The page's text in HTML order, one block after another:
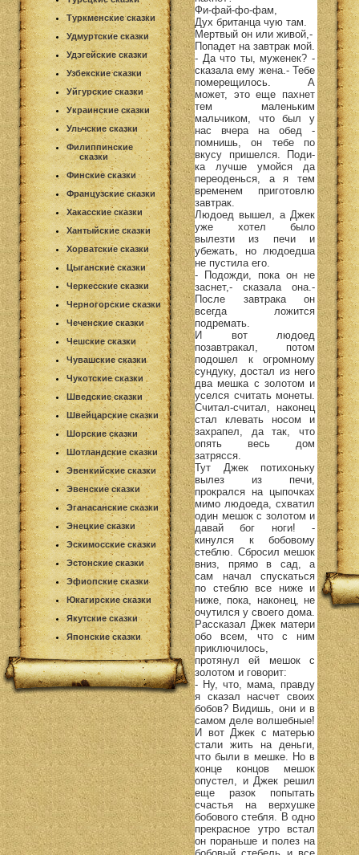
Туркменские сказки
Удмуртские сказки
Удэгейские сказки
Узбекские сказки
Уйгурские сказки
Украинские сказки
Ульчские сказки
Филиппинские
сказки
Финские сказки
Французские сказки
Хакасские сказки
Хантыйские сказки
Хорватские сказки
Цыганские сказки
Черкесские сказки
Черногорские сказки
Чеченские сказки
Чешские сказки
Чувашские сказки
Чукотские сказки
Шведские сказки
Швейцарские сказки
Шорские сказки
Шотландские сказки
Эвенкийские сказки
Эвенские сказки
Эганасанские сказки
Энецкие сказки
Эскимосские сказки
Эстонские сказки
Эфиопские сказки
Юкагирские сказки
Якутские сказки
Японские сказки
Фи-фай-фо-фам,
Дух британца чую там.
Мертвый он или живой,-
Попадет на завтрак мой.
- Да что ты, муженек? -
сказала ему жена.- Тебе
померещилось. А
может, это еще пахнет
тем маленьким
мальчиком, что был у
нас вчера на обед -
помнишь, он тебе по
вкусу пришелся. Поди-
ка лучше умойся да
переоденься, а я тем
временем приготовлю
завтрак.
Людоед вышел, а Джек
уже хотел было
вылезти из печи и
убежать, но людоедша
не пустила его.
- Подожди, пока он не
заснет,- сказала она.-
После завтрака он
всегда ложится
подремать.
И вот людоед
позавтракал, потом
подошел к огромному
сундуку, достал из него
два мешка с золотом и
уселся считать монеты.
Считал-считал, наконец
стал клевать носом и
захрапел, да так, что
опять весь дом
затрясся.
Тут Джек потихоньку
вылез из печи,
прокрался на цыпочках
мимо людоеда, схватил
один мешок с золотом и
давай бог ноги! -
кинулся к бобовому
стеблю. Сбросил мешок
вниз, прямо в сад, а
сам начал спускаться
по стеблю все ниже и
ниже, пока, наконец, не
очутился у своего дома.
Рассказал Джек матери
обо всем, что с ним
приключилось,
протянул ей мешок с
золотом и говорит:
- Ну, что, мама, правду
я сказал насчет своих
бобов? Видишь, они и в
самом деле волшебные!
И вот Джек с матерью
стали жить на деньги,
что были в мешке. Но в
конце концов мешок
опустел, и Джек решил
еще разок попытать
счастья на верхушке
бобового стебля. В одно
прекрасное утро встал
он пораньше и полез на